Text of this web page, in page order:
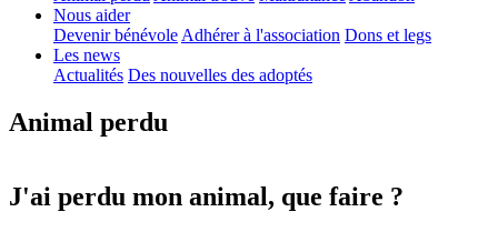
Nous aider
Devenir bénévole Adhérer à l'association Dons et legs
Les news
Actualités Des nouvelles des adoptés
Animal perdu
J'ai perdu mon animal, que faire ?